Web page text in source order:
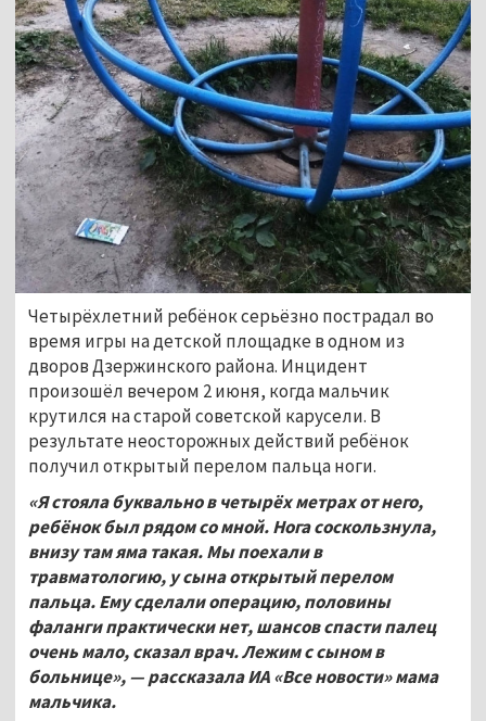
Четырёхлетний ребёнок серьёзно пострадал во
время игры на детской площадке в одном из
дворов Дзержинского района. Инцидент
произошёл вечером 2 июня, когда мальчик
крутился на старой советской карусели. В
результате неосторожных действий ребёнок
получил открытый перелом пальца ноги.
«Я стояла буквально в четырёх метрах от него,
ребёнок был рядом со мной. Нога соскользнула,
внизу там яма такая. Мы поехали в
травматологию, у сына открытый перелом
пальца. Ему сделали операцию, половины
фаланги практически нет, шансов спасти палец
очень мало, сказал врач. Лежим с сыном в
больнице», — рассказала ИА «Все новости» мама
мальчика.